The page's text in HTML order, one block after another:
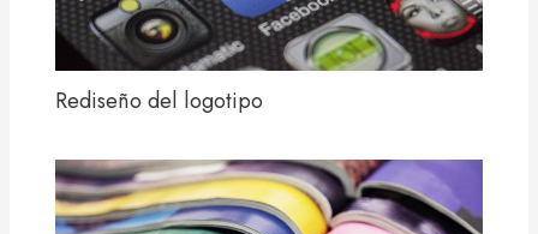
Rediseño del logotipo